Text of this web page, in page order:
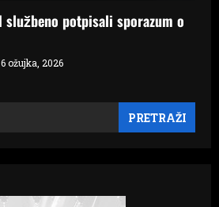
službeno potpisali sporazum o
6 ožujka, 2026